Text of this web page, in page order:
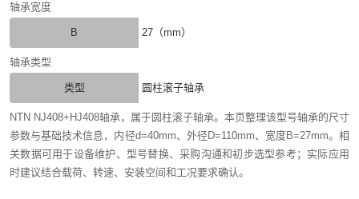
轴承宽度
B 27（mm）
轴承类型
类型 圆柱滚子轴承
NTN NJ408+HJ408轴承，属于圆柱滚子轴承。本页整理该型号轴承的尺寸
参数与基础技术信息，内径d=40mm、外径D=110mm、宽度B=27mm。相
关数据可用于设备维护、型号替换、采购沟通和初步选型参考；实际应用
时建议结合载荷、转速、安装空间和工况要求确认。